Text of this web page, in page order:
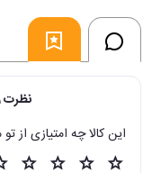
نظرت
این کالا چه امتیازی از